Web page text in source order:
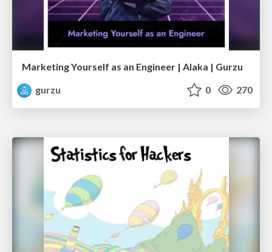
Marketing Yourself as an Engineer | Alaka | Gurzu
gurzu
0 270